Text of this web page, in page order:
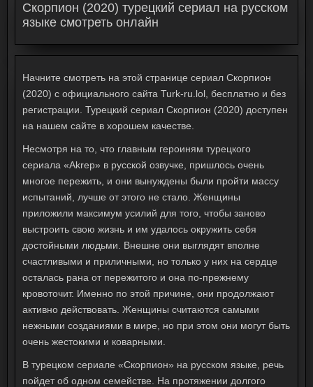
Скорпион (2020) турецкий сериал на русском
языке смотреть онлайн
Начните смотреть на этой странице сериал Скорпион
(2020) с официального сайта Turk-ru.lol, бесплатно и без
регистрации. Турецкий сериал Скорпион (2020) доступен
на нашем сайте в хорошем качестве.
Несмотря на то, что главным героиням турецкого
сериала «Akrep» в русской озвучке, пришлось очень
многое пережить, и они вынуждены были пройти массу
испытаний, лучше от этого не стало. Женщины
приложили максимум усилий для того, чтобы заново
выстроить свою жизнь и им удалось окружить себя
достойными людьми. Внешне они выглядят вполне
счастливыми и приличными, но только у них на сердце
осталась рана от пережитого и она по-прежнему
кровоточит. Именно по этой причине, они продолжают
активно действовать. Женщины считаются самыми
нежными созданиями в мире, но при этом они могут быть
очень жестокими и коварными.
В турецком сериале «Скорпион» на русском языке, речь
пойдет об одном семействе. На протяжении долгого